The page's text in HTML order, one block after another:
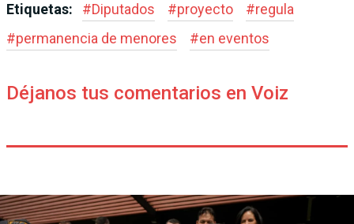
Etiquetas: #Diputados #proyecto #regula
#permanencia de menores #en eventos
Déjanos tus comentarios en Voiz